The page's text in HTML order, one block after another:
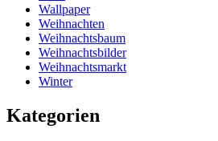
Wallpaper
Weihnachten
Weihnachtsbaum
Weihnachtsbilder
Weihnachtsmarkt
Winter
Kategorien